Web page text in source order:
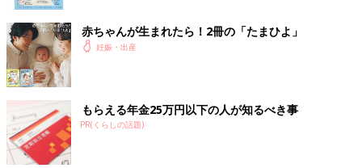
謝
妊娠を発表したばかりの、モデル・わたなべ麻
衣さん＆タレント・JOYさん夫婦。妊娠生活の
前の話
外出自粛もなんのそ
の！ オンラインで
新しい学びを経験
次の話
赤ちゃんが生まれたら！2冊の「たまひよ」
妊娠・出産
もらえる年金25万円以下の人が知るべき事
PR(くらしの話題)